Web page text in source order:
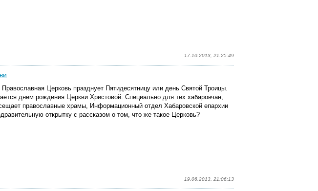
17.10.2013, 21:25:49
Православная Церковь празднует Пятидесятницу или день Святой Троицы.
днем рождения Церкви Христовой. Специально для тех хабаровчан,
православные храмы, Информационный отдел Хабаровской епархии
открытку с рассказом о том, что же такое Церковь?
19.06.2013, 21:06:13